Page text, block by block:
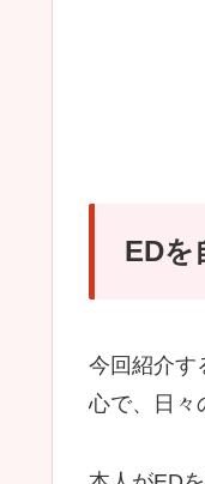
EDを
今回紹介す
心で、日々